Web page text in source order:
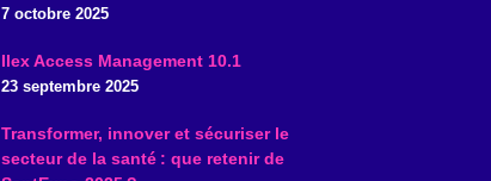
7 octobre 2025
Ilex Access Management 10.1
23 septembre 2025
Transformer, innover et sécuriser le
secteur de la santé : que retenir de